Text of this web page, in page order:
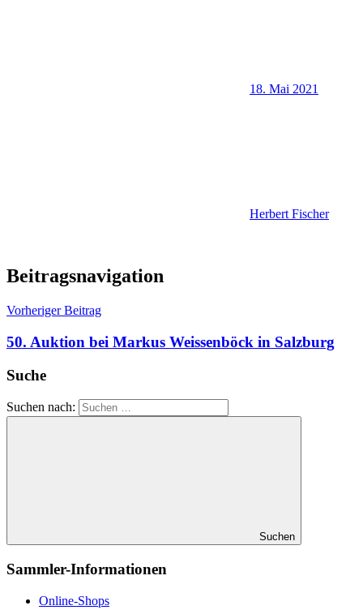
18. Mai 2021
Herbert Fischer
Beitragsnavigation
Vorheriger Beitrag
50. Auktion bei Markus Weissenböck in Salzburg
Suche
Suchen nach:
Suchen
Sammler-Informationen
Online-Shops